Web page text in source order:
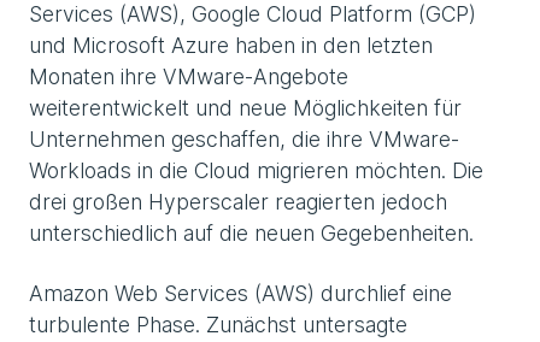
Services (AWS), Google Cloud Platform (GCP)
und Microsoft Azure haben in den letzten
Monaten ihre VMware-Angebote
weiterentwickelt und neue Möglichkeiten für
Unternehmen geschaffen, die ihre VMware-
Workloads in die Cloud migrieren möchten. Die
drei großen Hyperscaler reagierten jedoch
unterschiedlich auf die neuen Gegebenheiten.
Amazon Web Services (AWS) durchlief eine
turbulente Phase. Zunächst untersagte